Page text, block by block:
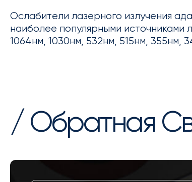
Ослабители лазерного излучения
наиболее популярными источниками
1064нм, 1030нм, 532нм, 515нм, 355нм,
/ Обратная